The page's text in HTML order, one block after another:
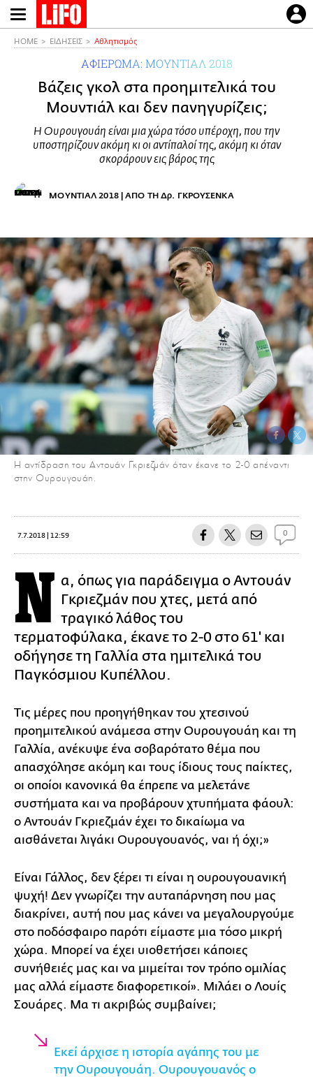
Παράκαμψη
προς
HOME ΕΙΔΗΣΕΙΣ Αθλητισμός
ΑΦΙΕΡΩΜΑ: ΜΟΥΝΤΙΑΛ 2018
Βάζεις γκολ στα προημιτελικά του
Μουντιάλ και δεν πανηγυρίζεις;
Η Ουρουγουάη είναι μια χώρα τόσο υπέροχη, που την
υποστηρίζουν ακόμη κι οι αντίπαλοί της, ακόμη κι όταν
σκοράρουν εις βάρος της
ΜΟΥΝΤΙΑΛ 2018 | ΑΠΟ TH Δρ. ΓΚΡΟΥΣΕΝΚΑ
H αντίδραση του Αντουάν Γκριεζμάν όταν έκανε το 2-0 απέναντι
στην Ουρουγουάη.
7.7.2018 | 12:59 0
Ν α, όπως για παράδειγμα ο Αντουάν
Γκριεζμάν που χτες, μετά από
τραγικό λάθος του
τερματοφύλακα, έκανε το 2-0 στο 61' και
οδήγησε τη Γαλλία στα ημιτελικά του
Παγκόσμιου Κυπέλλου.
Τις μέρες που προηγήθηκαν του χτεσινού
προημιτελικού ανάμεσα στην Ουρουγουάη και τη
Γαλλία, ανέκυψε ένα σοβαρότατο θέμα που
απασχόλησε ακόμη και τους ίδιους τους παίκτες,
οι οποίοι κανονικά θα έπρεπε να μελετάνε
συστήματα και να προβάρουν χτυπήματα φάουλ:
ο Αντουάν Γκριεζμάν έχει το δικαίωμα να
αισθάνεται λιγάκι Ουρουγουανός, ναι ή όχι;»
Είναι Γάλλος, δεν ξέρει τι είναι η ουρουγουανική
ψυχή! Δεν γνωρίζει την αυταπάρνηση που μας
διακρίνει, αυτή που μας κάνει να μεγαλουργούμε
στο ποδόσφαιρο παρότι είμαστε μια τόσο μικρή
χώρα. Μπορεί να έχει υιοθετήσει κάποιες
συνήθειές μας και να μιμείται τoν τρόπο ομιλίας
μας αλλά είμαστε διαφορετικοί». Μιλάει ο Λουίς
Σουάρες. Μα τι ακριβώς συμβαίνει;
Εκεί άρχισε η ιστορία αγάπης του με
την Ουρουγουάη. Ουρουγουανός ο